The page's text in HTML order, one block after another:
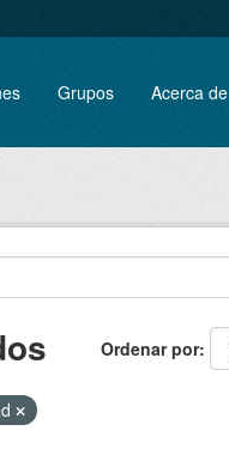
Grupos Acerca de
Ordenar por